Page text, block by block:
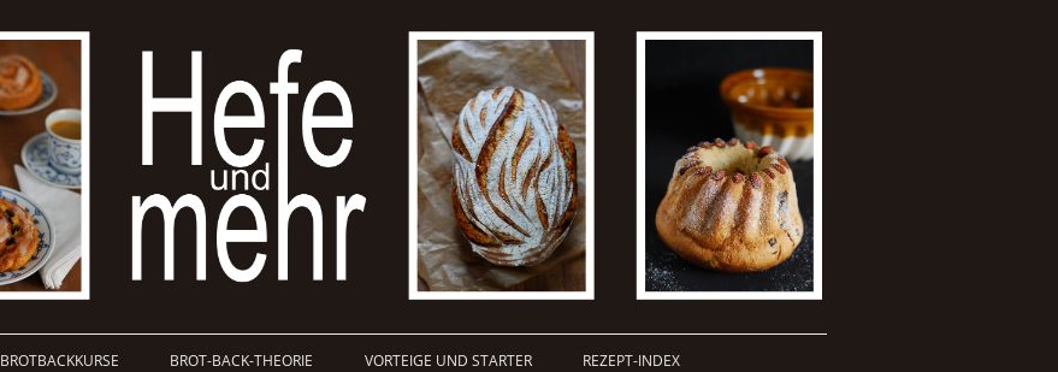
BROTBACKKURSE BROT-BACK-THEORIE VORTEIGE UND STARTER REZEPT-INDEX